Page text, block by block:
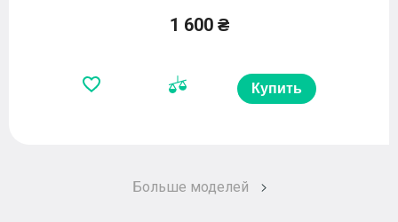
1 600 ₴
Купить
Больше моделей